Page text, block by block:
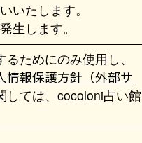
いたします。
生します。
ためにのみ使用し、
情報保護方針（外部サ
しては、cocoloni占い館